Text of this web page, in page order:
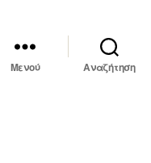
Μενού Αναζήτηση